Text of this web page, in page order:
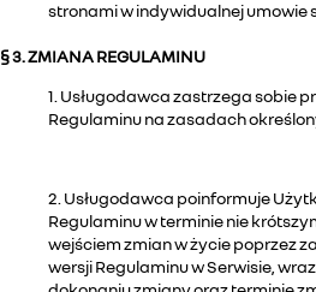
stronami w indywidualnej umowie
§ 3. ZMIANA REGULAMINU
1. Usługodawca zastrzega sobie
Regulaminu na zasadach
2. Usługodawca poinformuje
Regulaminu w terminie nie
wejściem zmian w życie poprzez
wersji Regulaminu w Serwisie,